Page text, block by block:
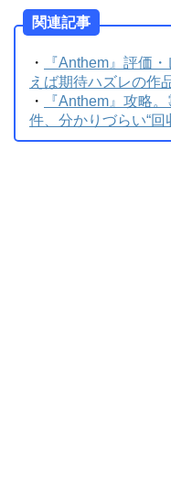
関連記事
・
『Anthem』評価
えば期待ハズレの作
・
『Anthem』攻略
件、分かりづらい“回